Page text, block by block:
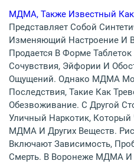
МДМА, Также Известный
Представляет Собой
Изменяющий Настроение И
Продается В Форме
Сочувствия, Эйфории И
Ощущений. Однако МДМА
Последствия, Такие Как
Обезвоживание. С Другой
Уличный Наркотик,
МДМА И Других Веществ.
Включают Зависимость,
Смерть. В Воронеже МДМА И